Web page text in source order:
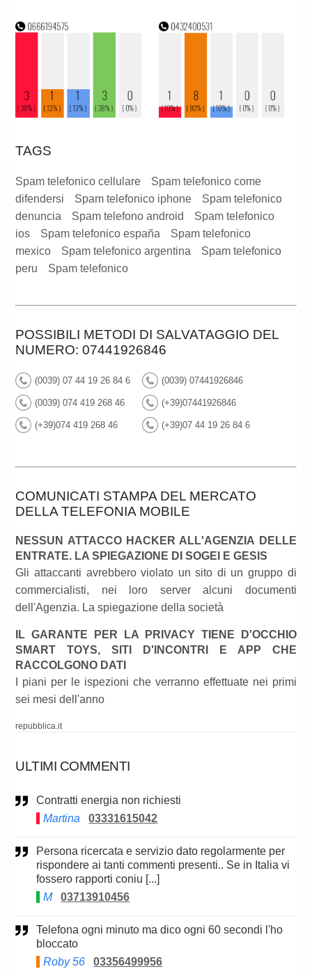
TAGS
Spam telefonico cellulare
Spam telefonico come
difendersi
Spam telefonico iphone
Spam telefonico
denuncia
Spam telefono android
Spam telefonico
ios
Spam telefonico españa
Spam telefonico
mexico
Spam telefonico argentina
Spam telefonico
peru
Spam telefonico
POSSIBILI METODI DI SALVATAGGIO DEL
NUMERO: 07441926846
(0039) 07 44 19 26 84 6 (0039) 07441926846
(0039) 074 419 268 46 (+39)07441926846
(+39)074 419 268 46 (+39)07 44 19 26 84 6
COMUNICATI STAMPA DEL MERCATO
DELLA TELEFONIA MOBILE
NESSUN ATTACCO HACKER ALL'AGENZIA DELLE
ENTRATE. LA SPIEGAZIONE DI SOGEI E GESIS
Gli attaccanti avrebbero violato un sito di un gruppo di
commercialisti, nei loro server alcuni documenti
dell'Agenzia. La spiegazione della società
IL GARANTE PER LA PRIVACY TIENE D'OCCHIO
SMART TOYS, SITI D'INCONTRI E APP CHE
RACCOLGONO DATI
I piani per le ispezioni che verranno effettuate nei primi
sei mesi dell'anno
repubblica.it
ULTIMI COMMENTI
Contratti energia non richiesti
Martina
03331615042
Persona ricercata e servizio dato regolarmente per
rispondere ai tanti commenti presenti.. Se in Italia vi
fossero rapporti coniu [...]
M
03713910456
Telefona ogni minuto ma dico ogni 60 secondi l'ho
bloccato
Roby 56
03356499956